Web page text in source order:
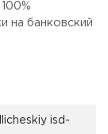
на банковский
isd-